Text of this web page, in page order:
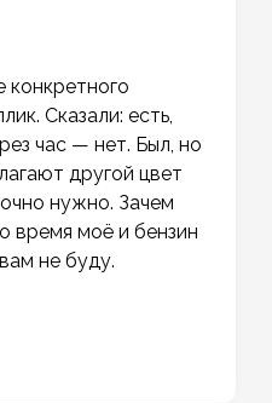
конкретного
Сказали: есть,
час — нет. Был, но
другой цвет
нужно. Зачем
время моё и бензин
не буду.